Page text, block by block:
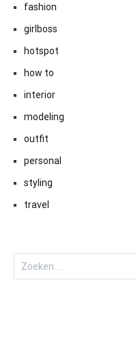
fashion
girlboss
hotspot
how to
interior
modeling
outfit
personal
styling
travel
Zoeken
naar: